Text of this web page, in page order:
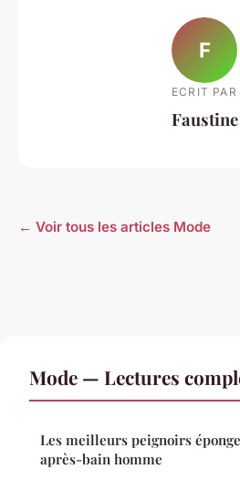
F
ECRIT PAR
Faustine
← Voir tous les articles Mode
Mode — Lectures
Les meilleurs peignoirs
après-bain homme